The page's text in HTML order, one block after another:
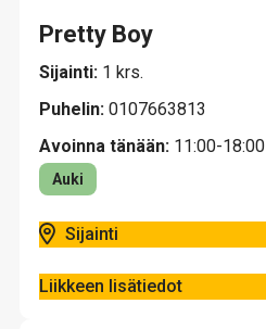
Pretty Boy
Sijainti: 1 krs.
Puhelin: 0107663813
Avoinna tänään: 11:00-18:00
Auki
Sijainti
Liikkeen lisätiedot